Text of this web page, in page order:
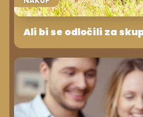
Ali bi se odločili za